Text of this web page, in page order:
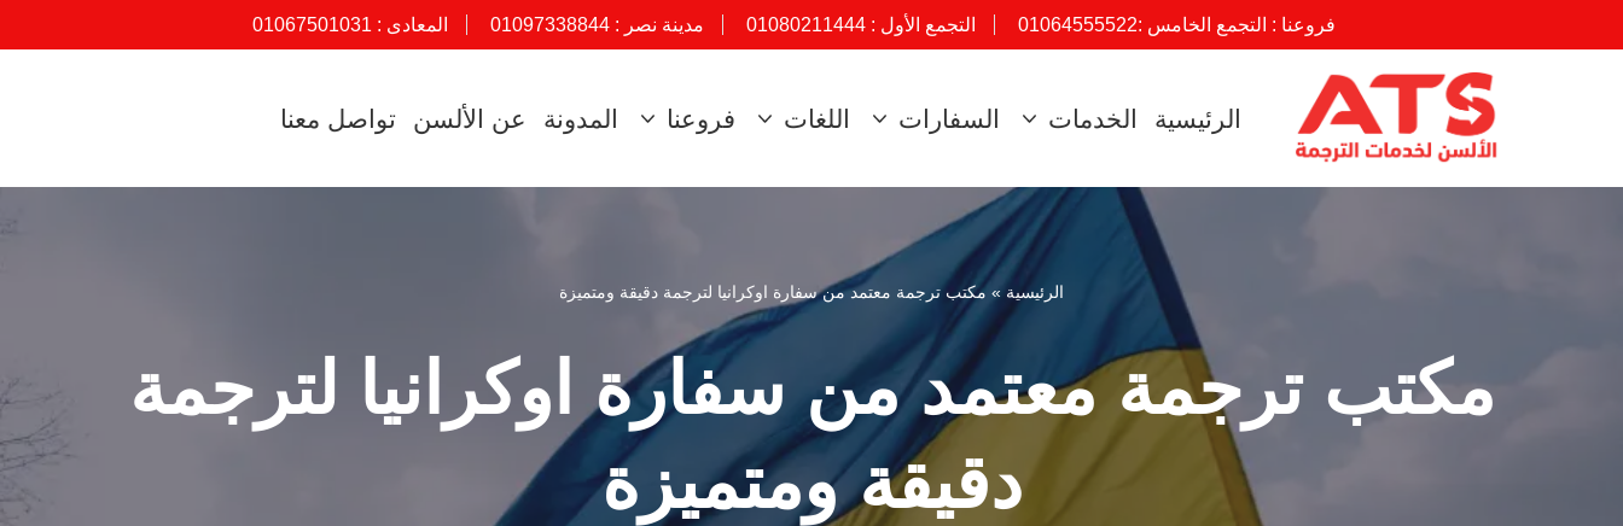
فروعنا : التجمع الخامس :01064555522 التجمع الأول :01080211444 مدينة نصر :01097338844 المعادى : 01067501031
الرئيسية الخدمات السفارات اللغات فروعنا المدونة عن الألسن تواصل معنا
الرئيسية» مكتب ترجمة معتمد من سفارة اوكرانيا لترجمة دقيقة ومتميزة
مكتب ترجمة معتمد من سفارة اوكرانيا لترجمة
دقيقة ومتميزة